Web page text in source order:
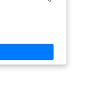
il ne tombera pas.
de libération et faire
lampe sans démonter
du support de
sur
contre les
en Type-C) [3.
anti-
Utilisation vélo
(camping,
indicateur]